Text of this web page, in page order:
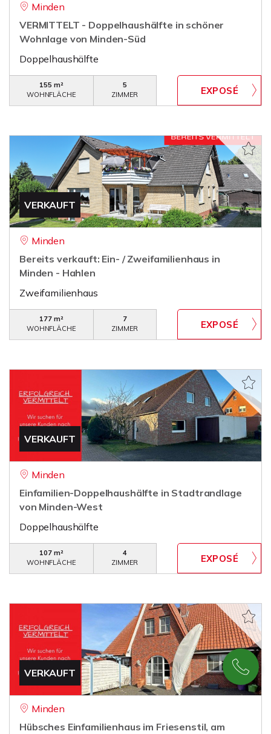
Minden
VERMITTELT - Doppelhaushälfte in schöner
Wohnlage von Minden-Süd
Doppelhaushälfte
155 m²
WOHNFLÄCHE
5
ZIMMER
VERKAUFT
Minden
Bereits verkauft: Ein- / Zweifamilienhaus in
Minden - Hahlen
Zweifamilienhaus
177 m²
WOHNFLÄCHE
7
ZIMMER
VERKAUFT
Minden
Einfamilien-Doppelhaushälfte in Stadtrandlage
von Minden-West
Doppelhaushälfte
107 m²
WOHNFLÄCHE
4
ZIMMER
VERKAUFT
Minden
Hübsches Einfamilienhaus im Friesenstil, am